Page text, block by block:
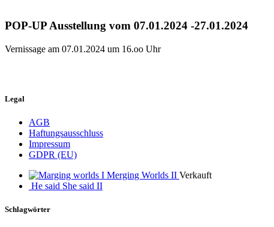
POP-UP Ausstellung vom 07.01.2024 -27.01.2024
Vernissage am 07.01.2024 um 16.oo Uhr
Legal
AGB
Haftungsausschluss
Impressum
GDPR (EU)
Merging Worlds II Verkauft
He said She said II
Schlagwörter